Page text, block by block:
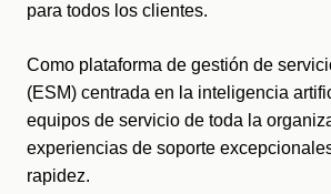
para todos los clientes.
Como plataforma de gestión de
(ESM) centrada en la inteligencia
equipos de servicio de toda la
experiencias de soporte
rapidez.